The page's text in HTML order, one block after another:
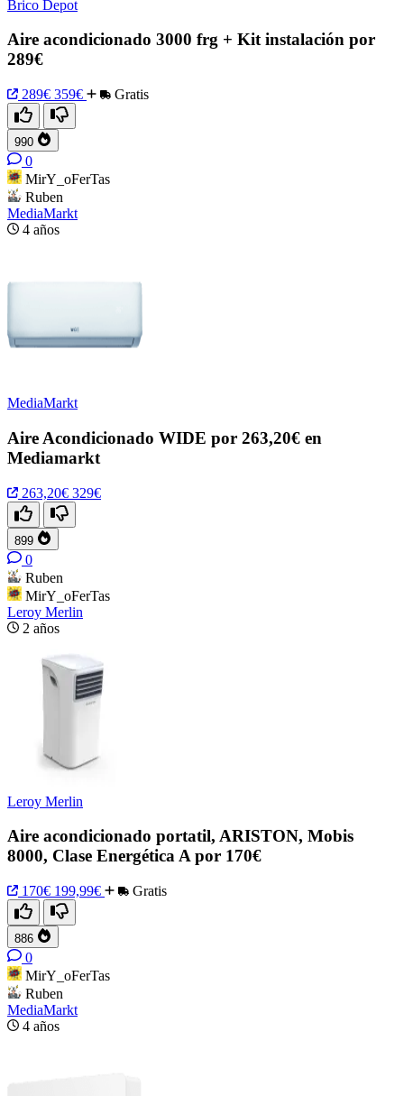
Brico Depot
Aire acondicionado 3000 frg + Kit instalación por
289€
289€ 359€ Gratis
990
0
MirY_oFerTas
Ruben
MediaMarkt
4 años
MediaMarkt
Aire Acondicionado WIDE por 263,20€ en
Mediamarkt
263,20€ 329€
899
0
Ruben
MirY_oFerTas
Leroy Merlin
2 años
Leroy Merlin
Aire acondicionado portatil, ARISTON, Mobis
8000, Clase Energética A por 170€
170€ 199,99€ Gratis
886
0
MirY_oFerTas
Ruben
MediaMarkt
4 años